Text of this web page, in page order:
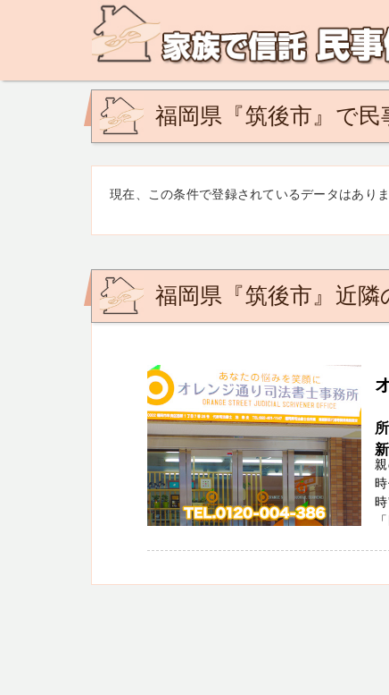
民事信託の相談なら、家族で信託 民事信託相談ネット
ど。あなたの悩みを地域の専門家が解決致します！
福岡県『筑後市』で
現在、この条件で登録されているデータはありま
福岡県『筑後市』近